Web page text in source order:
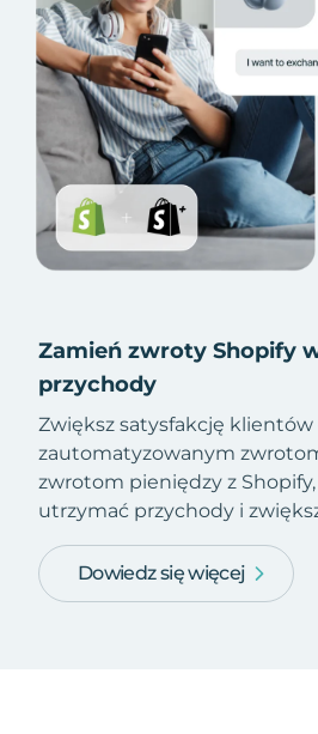
Zamień zwroty Shopify
przychody
Zwiększ satysfakcję klientów
zautomatyzowanym
zwrotom pieniędzy z
utrzymać przychody i
Dowiedz się więcej